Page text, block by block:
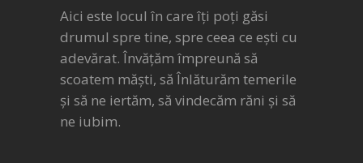
Aici este locul în care îți poți găsi
drumul spre tine, spre ceea ce ești cu
adevărat. Învățăm împreună să
scoatem măști, să Înlăturăm temerile
și să ne iertăm, să vindecăm răni și să
ne iubim.